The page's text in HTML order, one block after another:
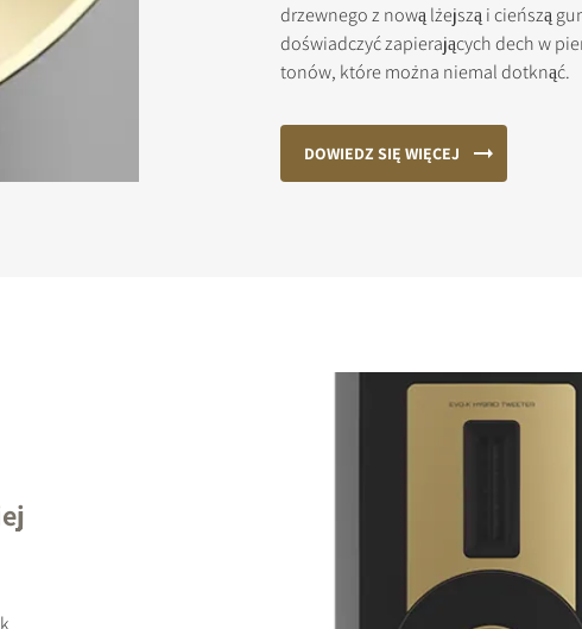
drzewnego z nową lżejszą i cieńszą
doświadczyć zapierających dech w
tonów, które można niemal dotknąć.
DOWIEDZ SIĘ WIĘCEJ